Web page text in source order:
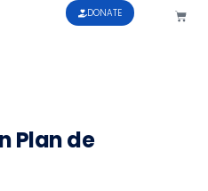
DONATE
Plan de